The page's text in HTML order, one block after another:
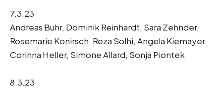
7.3.23
Andreas Buhr, Dominik Reinhardt, Sara Zehnder,
Rosemarie Konirsch, Reza Solhi, Angela Kiemayer,
Corinna Heller, Simone Allard, Sonja Piontek
8.3.23